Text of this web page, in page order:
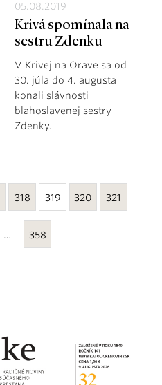
05.08.2019
Krivá spomínala na
sestru Zdenku
V Krivej na Orave sa od
30. júla do 4. augusta
konali slávnosti
blahoslavenej sestry
Zdenky.
318 319 320 321
… 358